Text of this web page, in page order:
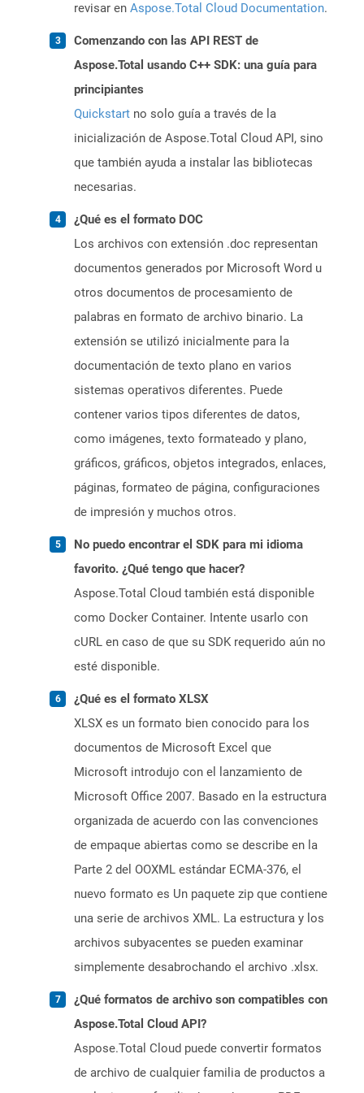
revisar en Aspose.Total Cloud Documentation.
Comenzando con las API REST de
Aspose.Total usando C++ SDK: una guía para
principiantes
Quickstart no solo guía a través de la
inicialización de Aspose.Total Cloud API, sino
que también ayuda a instalar las bibliotecas
necesarias.
¿Qué es el formato DOC
Los archivos con extensión .doc representan
documentos generados por Microsoft Word u
otros documentos de procesamiento de
palabras en formato de archivo binario. La
extensión se utilizó inicialmente para la
documentación de texto plano en varios
sistemas operativos diferentes. Puede
contener varios tipos diferentes de datos,
como imágenes, texto formateado y plano,
gráficos, gráficos, objetos integrados, enlaces,
páginas, formateo de página, configuraciones
de impresión y muchos otros.
No puedo encontrar el SDK para mi idioma
favorito. ¿Qué tengo que hacer?
Aspose.Total Cloud también está disponible
como Docker Container. Intente usarlo con
cURL en caso de que su SDK requerido aún no
esté disponible.
¿Qué es el formato XLSX
XLSX es un formato bien conocido para los
documentos de Microsoft Excel que
Microsoft introdujo con el lanzamiento de
Microsoft Office 2007. Basado en la estructura
organizada de acuerdo con las convenciones
de empaque abiertas como se describe en la
Parte 2 del OOXML estándar ECMA-376, el
nuevo formato es Un paquete zip que contiene
una serie de archivos XML. La estructura y los
archivos subyacentes se pueden examinar
simplemente desabrochando el archivo .xlsx.
¿Qué formatos de archivo son compatibles con
Aspose.Total Cloud API?
Aspose.Total Cloud puede convertir formatos
de archivo de cualquier familia de productos a